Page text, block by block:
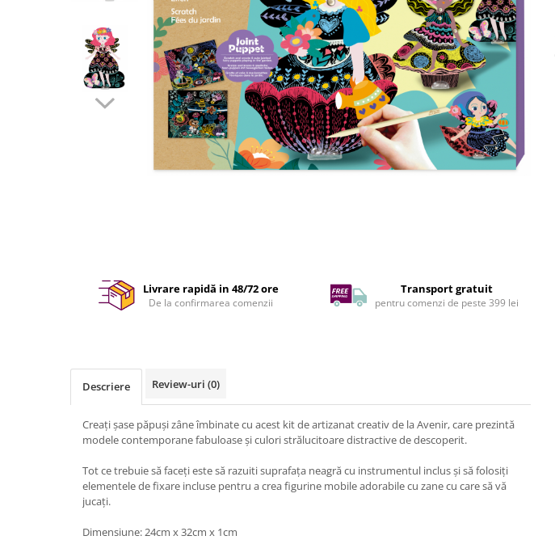
Livrare rapidă in 48/72 ore
De la confirmarea comenzii
Transport gratuit
pentru comenzi de peste 399 lei
Descriere Review-uri (0)
Creați șase păpuși zâne îmbinate cu acest kit de artizanat creativ de la Avenir, care prezintă
modele contemporane fabuloase și culori strălucitoare distractive de descoperit.
Tot ce trebuie să faceți este să razuiti suprafața neagră cu instrumentul inclus și să folosiți
elementele de fixare incluse pentru a crea figurine mobile adorabile cu zane cu care să vă
jucați.
Dimensiune: 24cm x 32cm x 1cm